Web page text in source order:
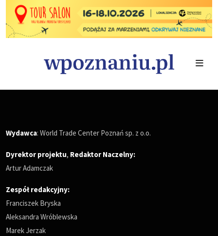
Wydawca: World Trade Center Poznań sp. z o.o.
Dyrektor projektu, Redaktor Naczelny:
Artur Adamczak
Zespół redakcyjny:
Franciszek Bryska
Aleksandra Wróblewska
Marek Jerzak